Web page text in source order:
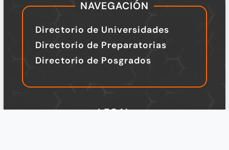
NAVEGACIÓN
Directorio de Universidades
Directorio de Preparatorias
Directorio de Posgrados
LEGAL